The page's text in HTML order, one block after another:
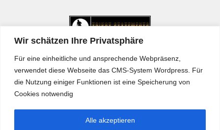
Wir schätzen Ihre Privatsphäre
Für eine einheitliche und ansprechende Webpräsenz,
verwendet diese Webseite das CMS-System Wordpress. Für
die Nutzung einiger Funktionen ist eine Speicherung von
Cookies notwendig
Alle akzeptieren